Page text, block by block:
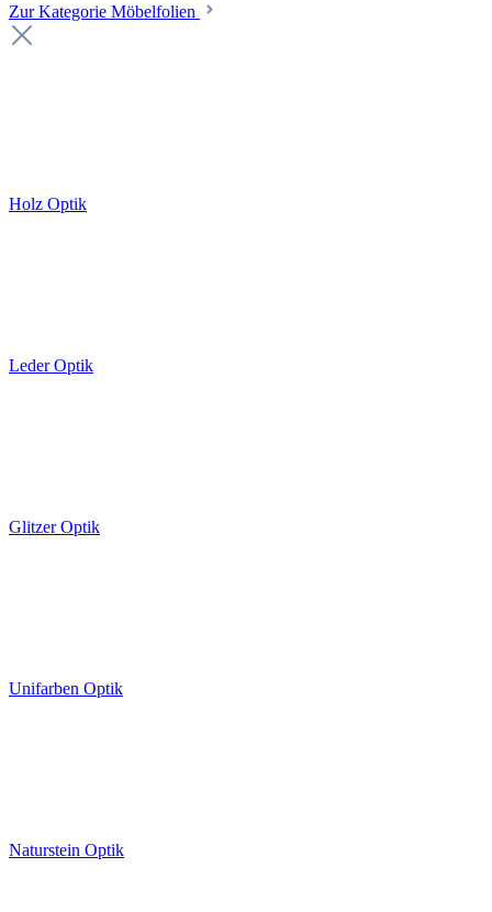
Zur Kategorie Möbelfolien
Holz Optik
Leder Optik
Glitzer Optik
Unifarben Optik
Naturstein Optik